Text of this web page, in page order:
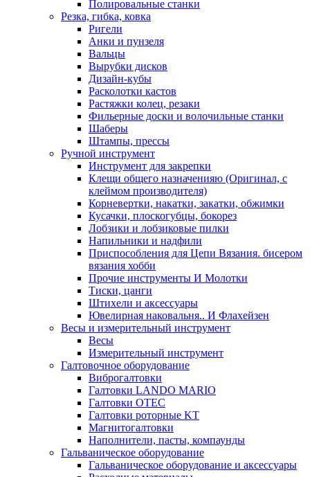
Полировальные станки
Резка, гибка, ковка
Ригели
Анки и пунзеля
Вальцы
Вырубки дисков
Дизайн-кубы
Расколотки кастов
Растяжки колец, резаки
Фильерные доски и волочильные станки
Шаберы
Штампы, прессы
Ручной инструмент
Инструмент для закрепки
Клещи общего назначенияю (Оригинал, с
клеймом производителя)
Корневертки, накатки, закатки, обжимки
Кусачки, плоскогубцы, бокорез
Лобзики и лобзиковые пилки
Напильники и надфили
Приспособления для Цепи Вязания. бисером
вязания хобби
Прочие инструменты И Молотки
Тиски, цанги
Штихели и аксессуары
Ювелирная наковальня.. И Флахейзен
Весы и измерительный инструмент
Весы
Измерительный инструмент
Галтовочное оборудование
Виброгалтовки
Галтовки LANDO MARIO
Галтовки OTEC
Галтовки роторные KT
Магнитогалтовки
Наполнители, пасты, компаунды
Гальваническое оборудование
Гальваническое оборудование и аксессуары